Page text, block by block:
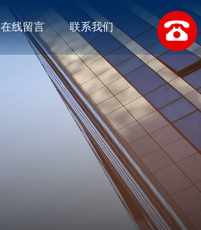
在线留言 联系我们